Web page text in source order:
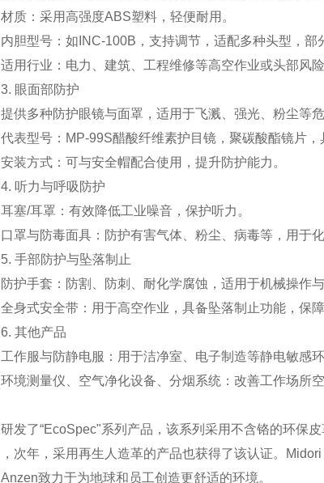
‌材质‌：采用高强度ABS塑料，轻便耐用。
内胆型号‌：如INC-100B，支持调节，适配多种头型，部
适用行业‌：电力、建筑、工程维修等高空作业或头部风险
3. 眼面部防护
提供多种防护眼镜与面罩，适用于飞溅、强光、粉尘等危
代表型号‌：MP-99S醋酸纤维素护目镜，聚碳酸酯镜片，
‌安装方式‌：可与安全帽配合使用，提升防护能力。
4. 听力与呼吸防护
‌耳塞/耳罩‌：有效降低工业噪音，保护听力。
口罩与防毒面具‌：防护有害气体、粉尘、病毒等，用于
5. 手部防护与坠落制止
防护手套‌：防割、防刺、耐化学腐蚀，适用于机械操作与
全身式安全带‌：用于高空作业，具备坠落制止功能，保
6. 其他产品
工作服与防静电服‌：用于洁净室、电子制造等静电敏感环
环境测量仪、空气净化设备、分烟系统‌：改善工作场所
研发了“EcoSpec"系列产品，该系列采用不含铬的环保
，次年，采用再生人造革的产品也获得了该认证。Midori
Anzen致力于为地球和员工创造更舒适的环境。